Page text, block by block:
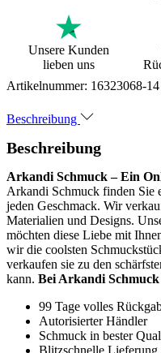
Unsere Kunden
lieben uns
Artikelnummer: 16323068-14
Beschreibung
Beschreibung
Arkandi Schmuck – Ein
Arkandi Schmuck finden Sie
jeden Geschmack. Wir
Materialien und Designs.
möchten diese Liebe mit
wir die coolsten
verkaufen sie zu den
kann. Bei Arkandi Schmuck
99 Tage volles
Autorisierter Händler
Schmuck in bester
Blitzschnelle Lieferung